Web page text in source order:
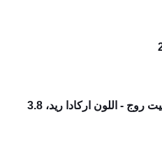
احمر الشفاه فيراروتشكي فيلفيت روج - اللون اركادا ريد، 3.8